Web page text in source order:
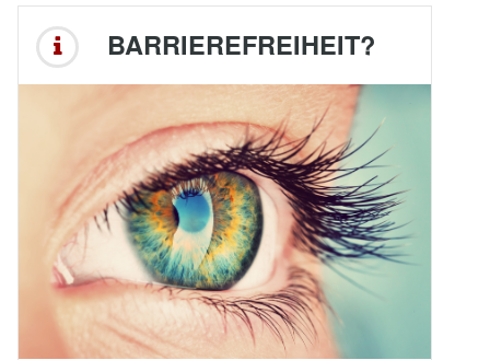
BARRIEREFREIHEIT?